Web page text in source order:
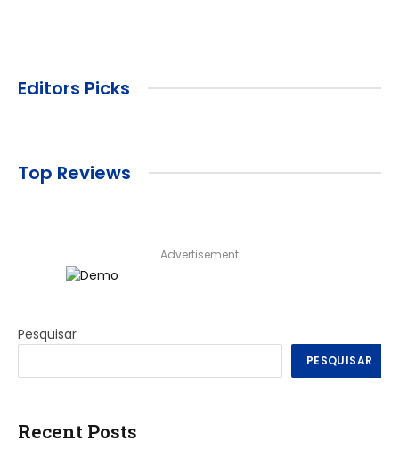
Editors Picks
Top Reviews
Advertisement
Pesquisar
PESQUISAR
Recent Posts